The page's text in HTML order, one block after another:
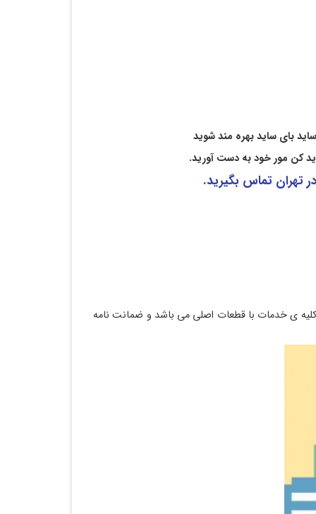
بای ساید بهره مند شوید
کن مور خود به دست آورید.
تهران تماس بگیرید.
می باشد. کلیه ی خدمات با قطعات اصلی می باشد و ضمانت نامه